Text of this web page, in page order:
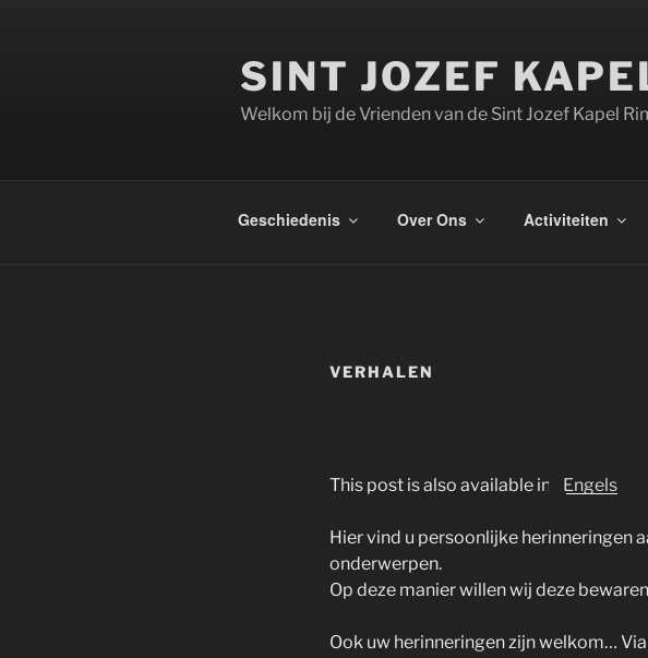
SINT JOZEF
Welkom bij de Vrienden van de Sint Jozef Kapel
Geschiedenis Over Ons Activiteiten
VERHALEN
This post is also available in: Engels
Hier vind u persoonlijke herinneringen
onderwerpen.
Op deze manier willen wij deze
Ook uw herinneringen zijn welkom…